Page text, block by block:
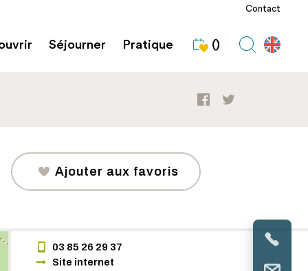
Contact
Séjourner Pratique ()
Ajouter aux favoris
03 85 26 29 37
Site internet